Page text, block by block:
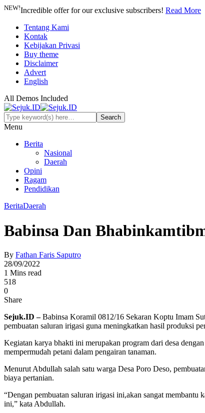
NEW!Incredible offer for our exclusive subscribers! Read More
Tentang Kami
Kontak
Kebijakan Privasi
Buy theme
Disclaimer
Advert
English
All Demos Included
Menu
Berita
Nasional
Daerah
Opini
Ragam
Pendidikan
BeritaDaerah
Babinsa Dan
By Fathan Faris Saputro
28/09/2022
1 Mins read
518
0
Share
Sejuk.ID –Babinsa Koramil 0812/16 Sekaran Koptu Imam
pembuatan saluran irigasi guna meningkatkan hasil produksi
Kegiatan karya bhakti ini merupakan program dari desa
mempermudah petani dalam pengairan tanaman.
Menurut Abdullah salah satu warga Desa Poro Deso,
biaya pertanian.
“Dengan pembuatan saluran irigasi ini,akan sangat
ini,” kata Abdullah.